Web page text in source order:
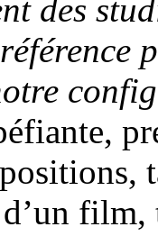
des
film,